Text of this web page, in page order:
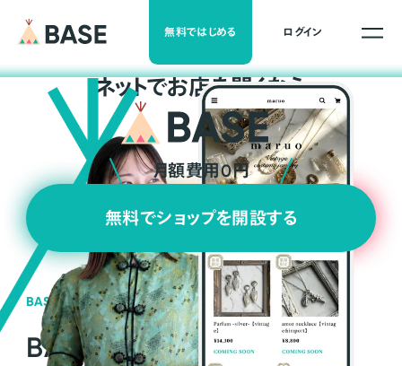
無料ではじめる ログイン
ネットでお店を開くなら
月額費用0円
無料でショップを開設する
BASEの強み
BASEが強い3つの理由